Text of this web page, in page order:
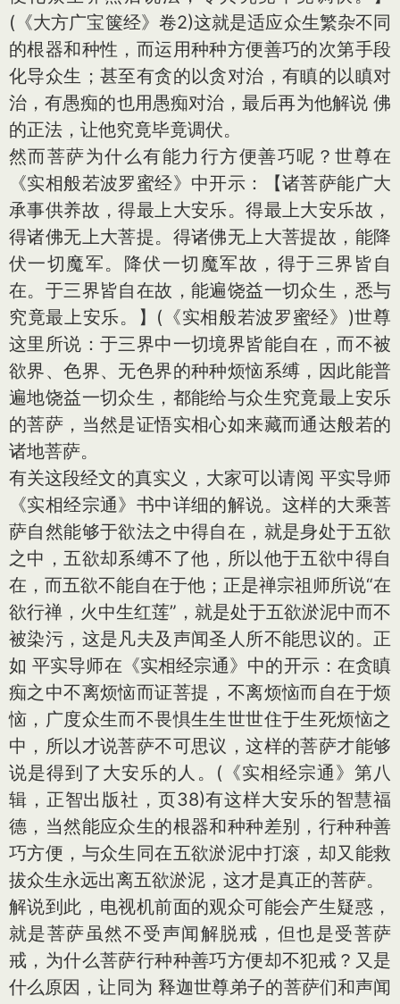
(《大方广宝箧经》卷2)这就是适应众生繁杂不同
的根器和种性，而运用种种方便善巧的次第手段
化导众生；甚至有贪的以贪对治，有瞋的以瞋对
治，有愚痴的也用愚痴对治，最后再为他解说 佛
的正法，让他究竟毕竟调伏。
然而菩萨为什么有能力行方便善巧呢？世尊在
《实相般若波罗蜜经》中开示：【诸菩萨能广大
承事供养故，得最上大安乐。得最上大安乐故，
得诸佛无上大菩提。得诸佛无上大菩提故，能降
伏一切魔军。降伏一切魔军故，得于三界皆自
在。于三界皆自在故，能遍饶益一切众生，悉与
究竟最上安乐。】(《实相般若波罗蜜经》)世尊
这里所说：于三界中一切境界皆能自在，而不被
欲界、色界、无色界的种种烦恼系缚，因此能普
遍地饶益一切众生，都能给与众生究竟最上安乐
的菩萨，当然是证悟实相心如来藏而通达般若的
诸地菩萨。
有关这段经文的真实义，大家可以请阅 平实导师
《实相经宗通》书中详细的解说。这样的大乘菩
萨自然能够于欲法之中得自在，就是身处于五欲
之中，五欲却系缚不了他，所以他于五欲中得自
在，而五欲不能自在于他；正是禅宗祖师所说“在
欲行禅，火中生红莲”，就是处于五欲淤泥中而不
被染污，这是凡夫及声闻圣人所不能思议的。正
如 平实导师在《实相经宗通》中的开示：在贪瞋
痴之中不离烦恼而证菩提，不离烦恼而自在于烦
恼，广度众生而不畏惧生生世世住于生死烦恼之
中，所以才说菩萨不可思议，这样的菩萨才能够
说是得到了大安乐的人。(《实相经宗通》第八
辑，正智出版社，页38)有这样大安乐的智慧福
德，当然能应众生的根器和种种差别，行种种善
巧方便，与众生同在五欲淤泥中打滚，却又能救
拔众生永远出离五欲淤泥，这才是真正的菩萨。
解说到此，电视机前面的观众可能会产生疑惑，
就是菩萨虽然不受声闻解脱戒，但也是受菩萨
戒，为什么菩萨行种种善巧方便却不犯戒？又是
什么原因，让同为 释迦世尊弟子的菩萨们和声闻